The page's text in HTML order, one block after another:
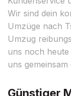
Wir sind dein
Umzüge nach
Umzug
uns noch
uns
Günstiger